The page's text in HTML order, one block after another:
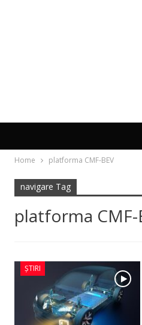
Home platforma CMF-BEV
navigare Tag
platforma CMF-
ȘTIRI